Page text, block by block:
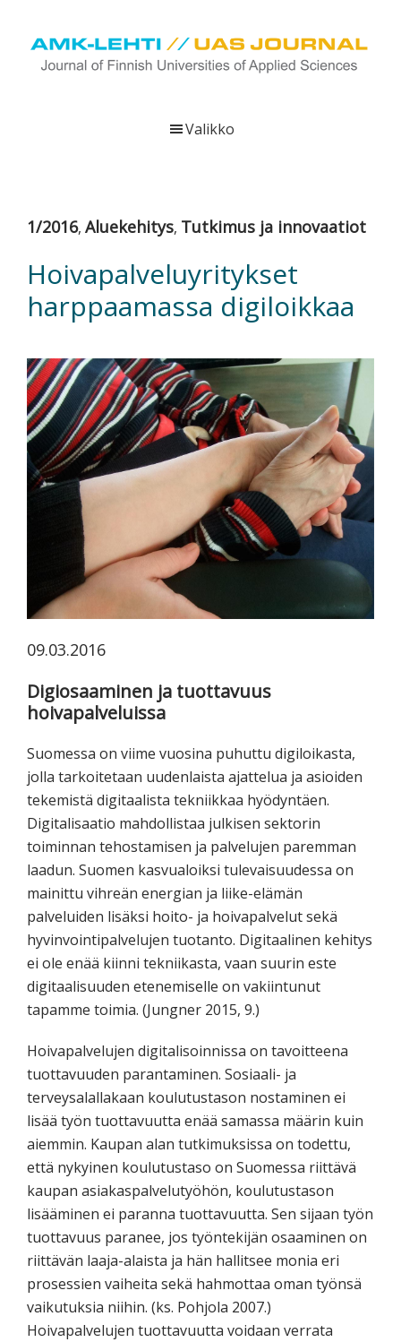
Hyppää
pääsisältöön
Hyppää
ensisijaiseen
Hyppää
alatunnisteeseen
viestittää
tutkimus-,
kehittämis-
sekä
ammattikorkeakoulutusta
koskevasta
tutkimuksesta
kaikille
kiinnostuneille.
Valikko
1/2016, Aluekehitys, Tutkimus ja innovaatiot
Hoivapalveluyritykset
harppaamassa digiloikkaa
09.03.2016
Digiosaaminen ja tuottavuus
hoivapalveluissa
Suomessa on viime vuosina puhuttu digiloikasta,
jolla tarkoitetaan uudenlaista ajattelua ja asioiden
tekemistä digitaalista tekniikkaa hyödyntäen.
Digitalisaatio mahdollistaa julkisen sektorin
toiminnan tehostamisen ja palvelujen paremman
laadun. Suomen kasvualoiksi tulevaisuudessa on
mainittu vihreän energian ja liike-elämän
palveluiden lisäksi hoito- ja hoivapalvelut sekä
hyvinvointipalvelujen tuotanto. Digitaalinen kehitys
ei ole enää kiinni tekniikasta, vaan suurin este
digitaalisuuden etenemiselle on vakiintunut
tapamme toimia. (Jungner 2015, 9.)
Hoivapalvelujen digitalisoinnissa on tavoitteena
tuottavuuden parantaminen. Sosiaali- ja
terveysalallakaan koulutustason nostaminen ei
lisää työn tuottavuutta enää samassa määrin kuin
aiemmin. Kaupan alan tutkimuksissa on todettu,
että nykyinen koulutustaso on Suomessa riittävä
kaupan asiakaspalvelutyöhön, koulutustason
lisääminen ei paranna tuottavuutta. Sen sijaan työn
tuottavuus paranee, jos työntekijän osaaminen on
riittävän laaja-alaista ja hän hallitsee monia eri
prosessien vaiheita sekä hahmottaa oman työnsä
vaikutuksia niihin. (ks. Pohjola 2007.)
Hoivapalvelujen tuottavuutta voidaan verrata